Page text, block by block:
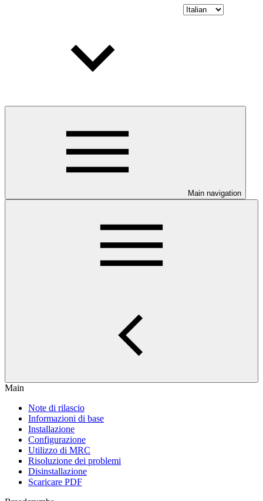
Main navigation
Main
Note di rilascio
Informazioni di base
Installazione
Configurazione
Utilizzo di MRC
Risoluzione dei problemi
Disinstallazione
Scaricare PDF